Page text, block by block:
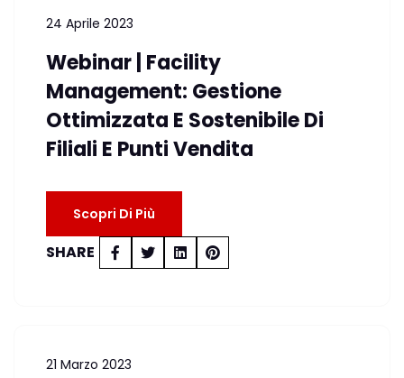
24 Aprile 2023
Webinar | Facility
Management: Gestione
Ottimizzata E Sostenibile Di
Filiali E Punti Vendita
Scopri Di Più
SHARE
21 Marzo 2023